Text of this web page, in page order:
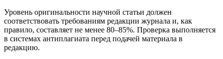
Уровень оригинальности научной статьи должен
соответствовать требованиям редакции журнала и, как
правило, составляет не менее 80–85%. Проверка выполняется
в системах антиплагиата перед подачей материала в
редакцию.